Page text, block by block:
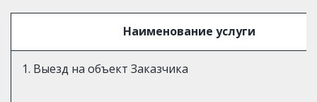
Наименование услуги
1. Выезд на объект Заказчика